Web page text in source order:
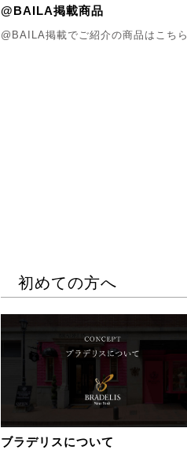
@BAILA掲載商品
@BAILA掲載でご紹介の商品はこちら
初めての方へ
ブラデリスについて